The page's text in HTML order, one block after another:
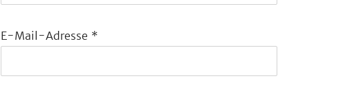
E-Mail-Adresse *